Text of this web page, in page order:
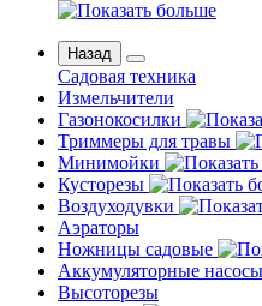
Назад
Садовая техника
Измельчители
Газонокосилки
Триммеры для травы
Минимойки
Кусторезы
Воздуходувки
Аэраторы
Ножницы садовые
Аккумуляторные насосы
Высоторезы